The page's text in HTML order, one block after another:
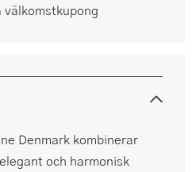
välkomstkupong
Denmark kombinerar
och harmonisk